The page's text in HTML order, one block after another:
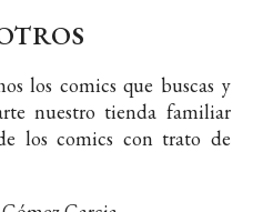
los comics que buscas y
nuestro tienda familiar
los comics con trato de